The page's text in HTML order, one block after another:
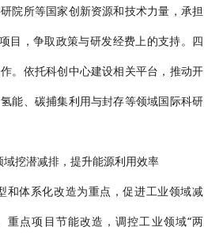
院所等国家创新资源和技术力量，承担
目，争取政策与研发经费上的支持。四
。依托科创中心建设相关平台，推动开
能、碳捕集利用与封存等领域国际科研
域挖潜减排，提升能源利用效率
和体系化改造为重点，促进工业领域减
重点项目节能改造，调控工业领域“两